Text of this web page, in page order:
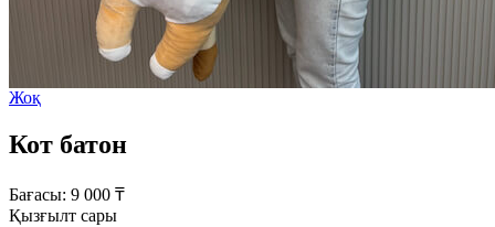
Жоқ
Кот батон
Бағасы: 9 000 ₸
Қызғылт сары